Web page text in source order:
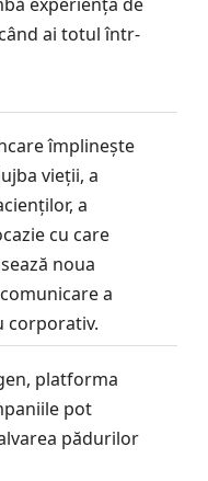
ai totul într-
împlinește
vieții, a
a
cu care
noua
a
corporativ.
platforma
pot
pădurilor